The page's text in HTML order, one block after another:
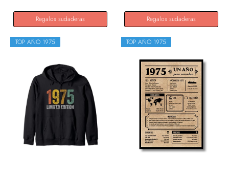
Regalos sudaderas Regalos sudaderas
TOP AÑO 1975 TOP AÑO 1975